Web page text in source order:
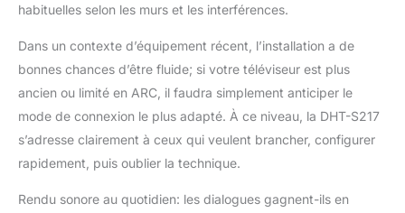
habituelles selon les murs et les interférences.
Dans un contexte d’équipement récent, l’installation a de
bonnes chances d’être fluide; si votre téléviseur est plus
ancien ou limité en ARC, il faudra simplement anticiper le
mode de connexion le plus adapté. À ce niveau, la DHT-S217
s’adresse clairement à ceux qui veulent brancher, configurer
rapidement, puis oublier la technique.
Rendu sonore au quotidien: les dialogues gagnent-ils en